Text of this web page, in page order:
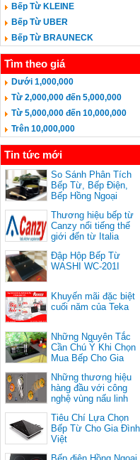
Bếp Từ KLEINE
Bếp Từ UBER
Bếp Từ BRAUNECK
Tìm theo giá
Dưới 1,000,000
Từ 2,000,000 đến 5,000,000
Từ 5,000,000 đến 10,000,000
Trên 10,000,000
Tin tức mới
So Sánh Phân Tích
Bếp Từ, Bếp Điện,
Bếp Hồng Ngoại
Thương hiệu bếp từ
Canzy nổi tiếng thế
giới đến từ Italia
Đập Hộp Bếp Từ
WASHI WC-201I
Khuyến mãi đặc biệt
cuối năm của Teka
Những Nguyên Tắc
Cần Chú Ý Khi Chọn
Mua Bếp Cho Gia
Những thương hiệu
hàng đầu với công
nghệ vùng nấu linh
Tiêu Chí Lựa Chọn
Bếp Từ Cho Gia Đình
Việt